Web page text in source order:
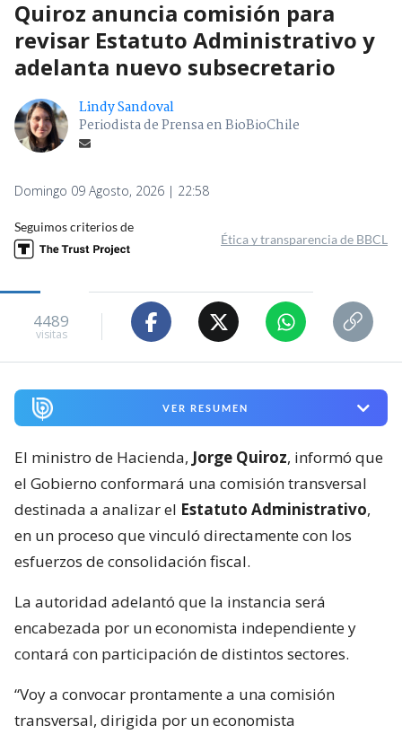
Quiroz anuncia comisión para
revisar Estatuto Administrativo y
adelanta nuevo subsecretario
Lindy Sandoval
Periodista de Prensa en BioBioChile
Domingo 09 Agosto, 2026 | 22:58
Seguimos criterios de
Ética y transparencia de BBCL
4489
visitas
VER RESUMEN
El ministro de Hacienda, Jorge Quiroz, informó que
el Gobierno conformará una comisión transversal
destinada a analizar el Estatuto Administrativo,
en un proceso que vinculó directamente con los
esfuerzos de consolidación fiscal.
La autoridad adelantó que la instancia será
encabezada por un economista independiente y
contará con participación de distintos sectores.
“Voy a convocar prontamente a una comisión
transversal, dirigida por un economista